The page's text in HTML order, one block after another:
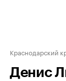
Краснодарский
Денис